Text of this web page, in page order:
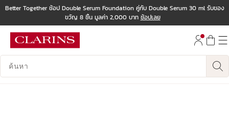
ไปที่ส่วนท้าย
Better Together ช้อป Double Serum Foundation คู่กับ Double Serum 30 ml รับของ
ขวัญ 8 ชิ้น มูลค่า 2,000 บาท ช้อปเลย
บันทึกข้อมูลค้นหา